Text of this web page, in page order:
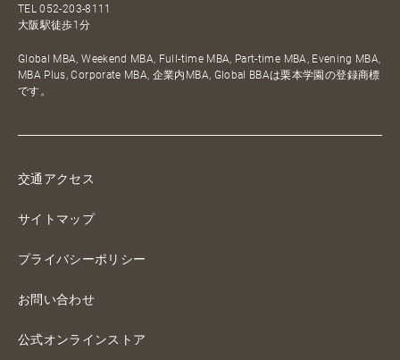
TEL052-203-8111
大阪駅徒歩1分
Global MBA, Weekend MBA, Full-time MBA, Part-time MBA, Evening MBA,
MBA Plus, Corporate MBA, 企業内MBA, Global BBAは栗本学園の登録商標
です。
交通アクセス
サイトマップ
プライバシーポリシー
お問い合わせ
公式オンラインストア